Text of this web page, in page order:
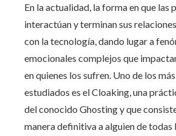
En la actualidad, la forma en que las
interactúan y terminan sus
con la tecnología, dando lugar a
emocionales complejos que
en quienes los sufren. Uno de los
estudiados es el Cloaking, una
del conocido Ghosting y que
manera definitiva a alguien de